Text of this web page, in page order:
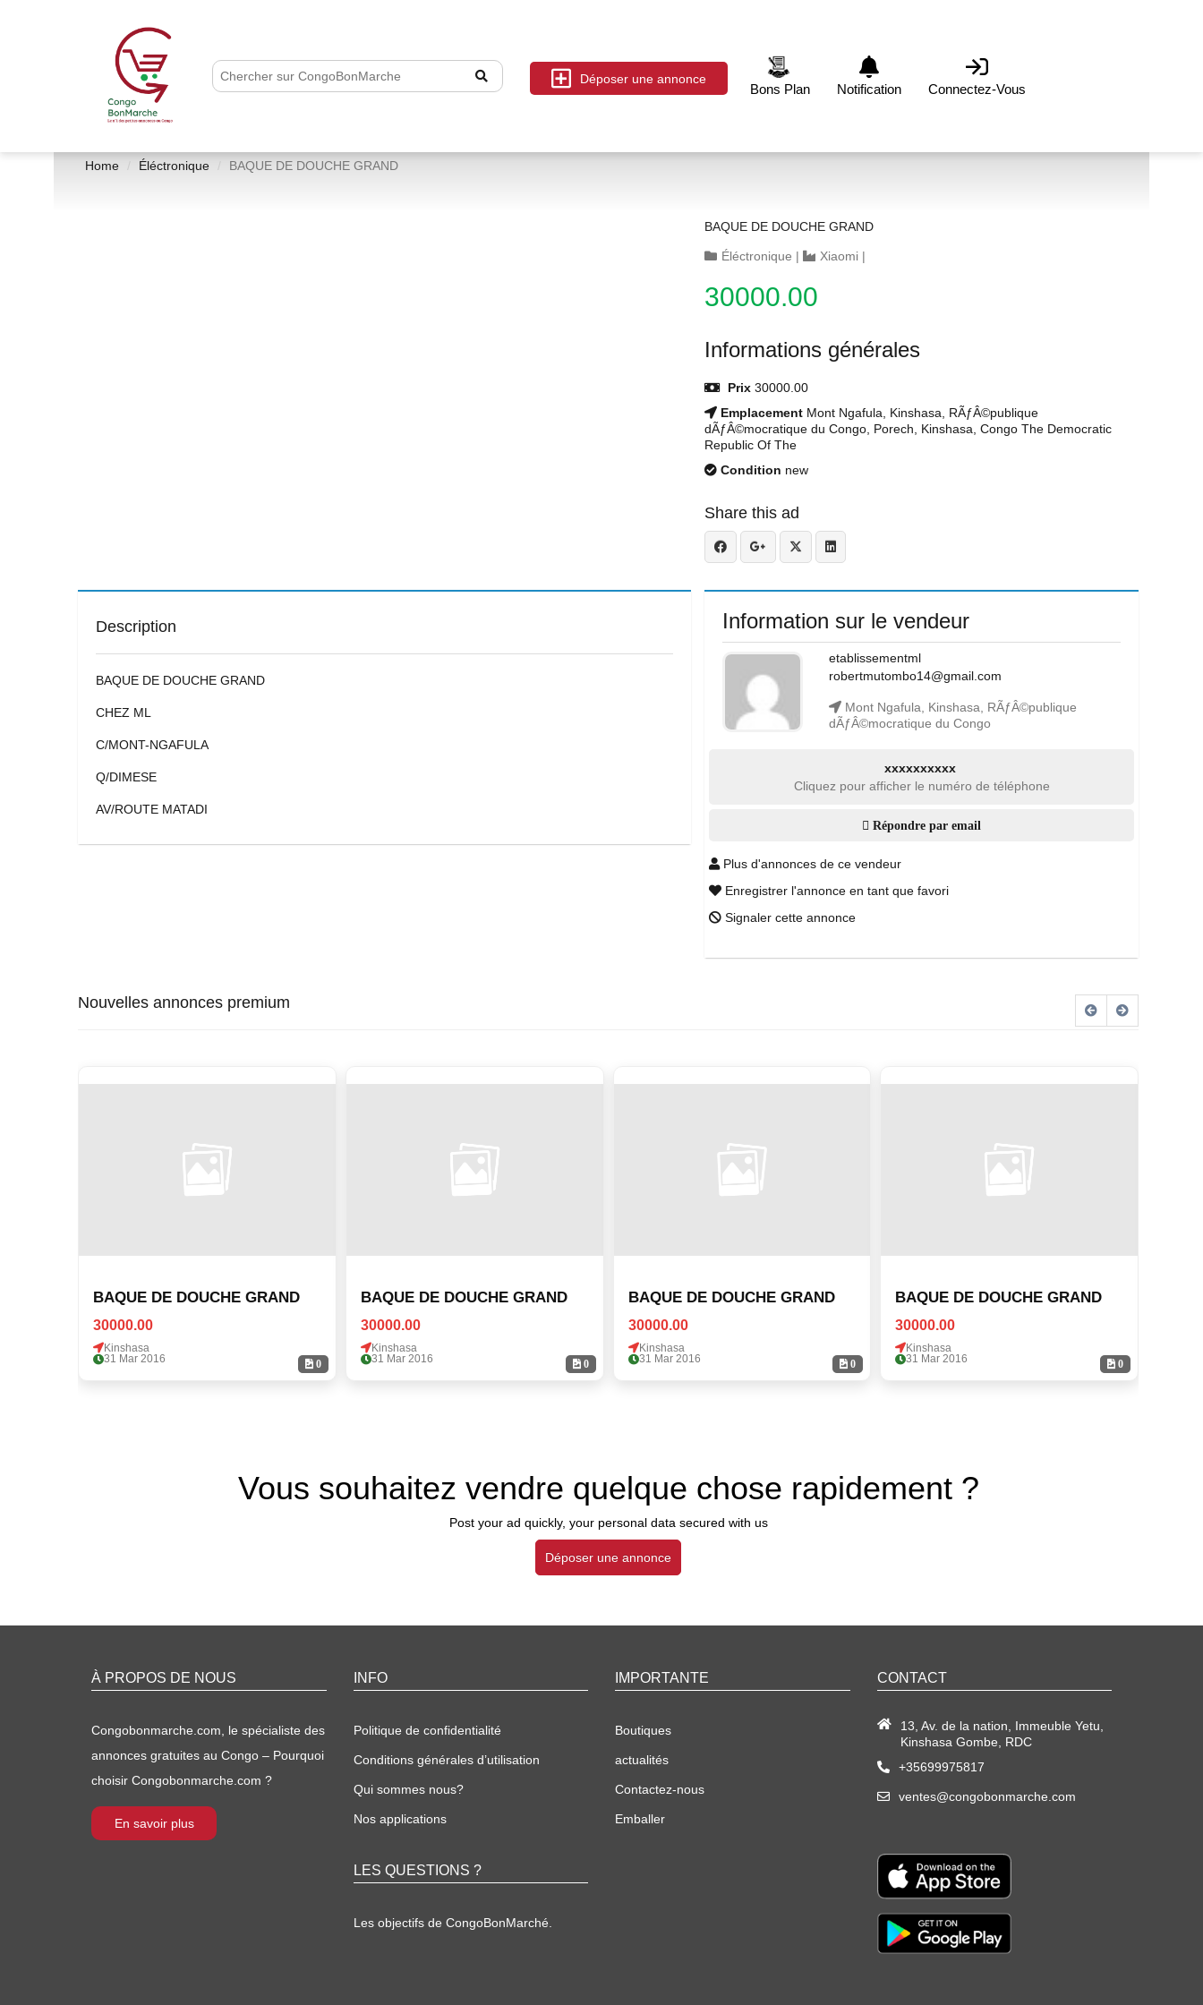
Déposer une annonce
Bons Plan Notification Connectez-Vous
Home Éléctronique BAQUE DE DOUCHE GRAND
BAQUE DE DOUCHE GRAND
Éléctronique | Xiaomi |
30000.00
Informations générales
Prix 30000.00
Emplacement Mont Ngafula, Kinshasa, RÃƒÂ©publique
dÃƒÂ©mocratique du Congo, Porech, Kinshasa, Congo The Democratic
Republic Of The
Condition new
Share this ad
Description
BAQUE DE DOUCHE GRAND
CHEZ ML
C/MONT-NGAFULA
Q/DIMESE
AV/ROUTE MATADI
Information sur le vendeur
etablissementml
robertmutombo14@gmail.com
Mont Ngafula, Kinshasa, RÃƒÂ©publique
dÃƒÂ©mocratique du Congo
xxxxxxxxxx
Cliquez pour afficher le numéro de téléphone
Répondre par email
Plus d'annonces de ce vendeur
Enregistrer l'annonce en tant que favori
Signaler cette annonce
Nouvelles annonces premium
0
BAQUE DE DOUCHE GRAND
30000.00
Kinshasa
31 Mar 2016
0
BAQUE DE DOUCHE GRAND
30000.00
Kinshasa
31 Mar 2016
0
BAQUE DE DOUCHE GRAND
30000.00
Kinshasa
31 Mar 2016
0
BAQUE DE DOUCHE GRAND
30000.00
Kinshasa
31 Mar 2016
Vous souhaitez vendre quelque chose rapidement ?
Post your ad quickly, your personal data secured with us
Déposer une annonce
À PROPOS DE NOUS
Congobonmarche.com, le spécialiste des
annonces gratuites au Congo – Pourquoi
choisir Congobonmarche.com ?
En savoir plus
INFO
Politique de confidentialité
Conditions générales d’utilisation
Qui sommes nous?
Nos applications
LES QUESTIONS ?
Les objectifs de CongoBonMarché.
IMPORTANTE
Boutiques
actualités
Contactez-nous
Emballer
CONTACT
13, Av. de la nation, Immeuble Yetu,
Kinshasa Gombe, RDC
+35699975817
ventes@congobonmarche.com